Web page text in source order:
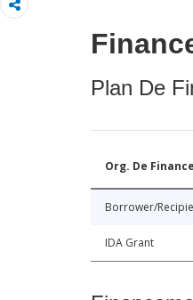
Plan De
Org. De
Borrower/
IDA Grant